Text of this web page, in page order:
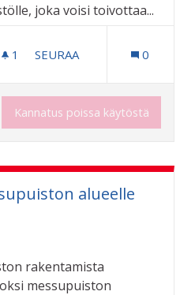
joka voisi toivottaa...
1 1 SEURAAJA
SEURAA 0
Kannatus poissa käytöstä
alueelle
rakentamista
messupuiston